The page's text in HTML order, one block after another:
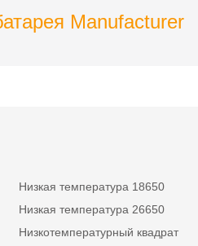
Manufacturer
Низкая температура 18650
Низкая температура 26650
Низкотемпературный квадрат